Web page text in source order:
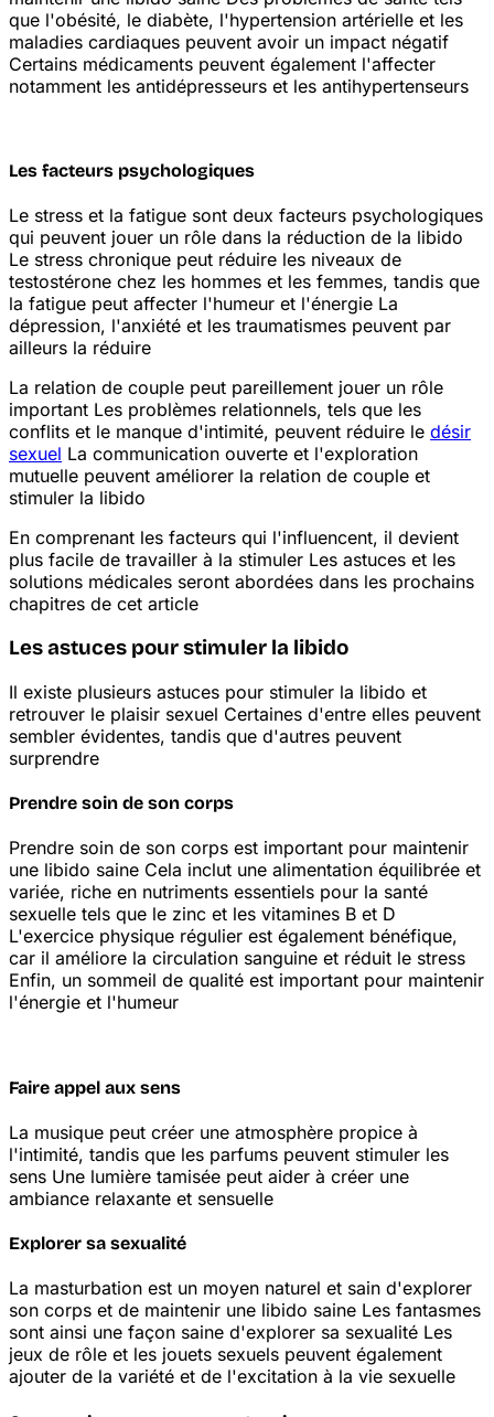
que l'obésité, le diabète, l'hypertension artérielle et les
maladies cardiaques peuvent avoir un impact négatif
Certains médicaments peuvent également l'affecter
notamment les antidépresseurs et les antihypertenseurs
Les facteurs psychologiques
Le stress et la fatigue sont deux facteurs psychologiques
qui peuvent jouer un rôle dans la réduction de la libido
Le stress chronique peut réduire les niveaux de
testostérone chez les hommes et les femmes, tandis que
la fatigue peut affecter l'humeur et l'énergie La
dépression, l'anxiété et les traumatismes peuvent par
ailleurs la réduire
La relation de couple peut pareillement jouer un rôle
important Les problèmes relationnels, tels que les
conflits et le manque d'intimité, peuvent réduire le désir
sexuel La communication ouverte et l'exploration
mutuelle peuvent améliorer la relation de couple et
stimuler la libido
En comprenant les facteurs qui l'influencent, il devient
plus facile de travailler à la stimuler Les astuces et les
solutions médicales seront abordées dans les prochains
chapitres de cet article
Les astuces pour stimuler la libido
Il existe plusieurs astuces pour stimuler la libido et
retrouver le plaisir sexuel Certaines d'entre elles peuvent
sembler évidentes, tandis que d'autres peuvent
surprendre
Prendre soin de son corps
Prendre soin de son corps est important pour maintenir
une libido saine Cela inclut une alimentation équilibrée et
variée, riche en nutriments essentiels pour la santé
sexuelle tels que le zinc et les vitamines B et D
L'exercice physique régulier est également bénéfique,
car il améliore la circulation sanguine et réduit le stress
Enfin, un sommeil de qualité est important pour maintenir
l'énergie et l'humeur
Faire appel aux sens
La musique peut créer une atmosphère propice à
l'intimité, tandis que les parfums peuvent stimuler les
sens Une lumière tamisée peut aider à créer une
ambiance relaxante et sensuelle
Explorer sa sexualité
La masturbation est un moyen naturel et sain d'explorer
son corps et de maintenir une libido saine Les fantasmes
sont ainsi une façon saine d'explorer sa sexualité Les
jeux de rôle et les jouets sexuels peuvent également
ajouter de la variété et de l'excitation à la vie sexuelle